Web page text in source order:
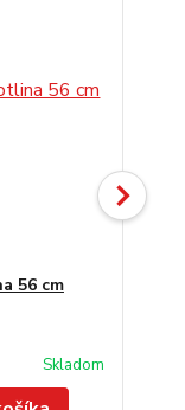
56 cm
Skladom